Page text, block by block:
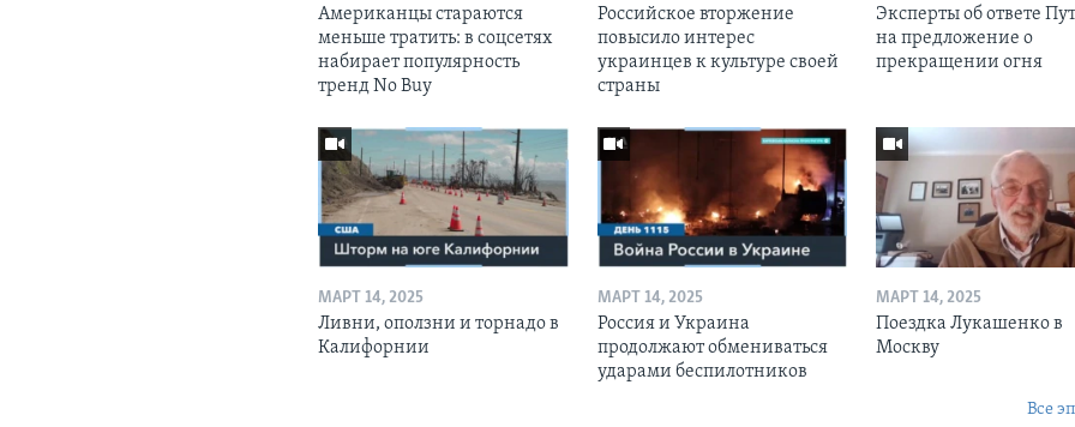
Американцы стараются
меньше тратить: в соцсетях
набирает популярность
тренд No Buy
Российское вторжение
повысило интерес
украинцев к культуре своей
страны
Эксперты об ответе
на предложение о
прекращении огня
МАРТ 14, 2025
Ливни, оползни и торнадо в
Калифорнии
МАРТ 14, 2025
Россия и Украина
продолжают обмениваться
ударами беспилотников
МАРТ 14, 2025
Поездка Лукашенко в
Москву
Все